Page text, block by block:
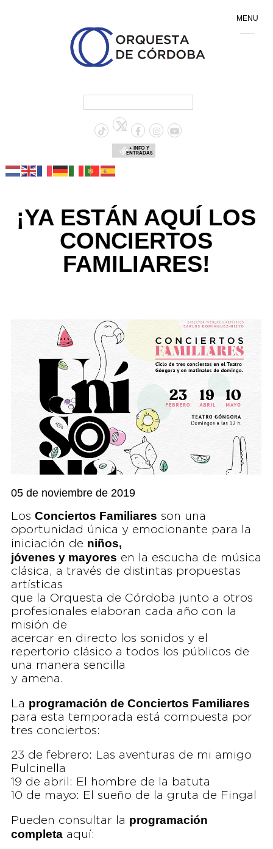
+ INFO Y
ENTRADAS
¡YA ESTÁN AQUÍ LOS
CONCIERTOS
FAMILIARES!
05 de noviembre de 2019
Los Conciertos Familiares son una
oportunidad única y emocionante para la
iniciación de niños,
jóvenes y mayores en la escucha de música
clásica, a través de distintas propuestas
artísticas
que la Orquesta de Córdoba junto a otros
profesionales elaboran cada año con la
misión de
acercar en directo los sonidos y el
repertorio clásico a todos los públicos de
una manera sencilla
y amena.
La programación de Conciertos Familiares
para esta temporada está compuesta por
tres conciertos:
23 de febrero: Las aventuras de mi amigo
Pulcinella
19 de abril: El hombre de la batuta
10 de mayo: El sueño de la gruta de Fingal
Pueden consultar la programación
completaaquí:
MENU